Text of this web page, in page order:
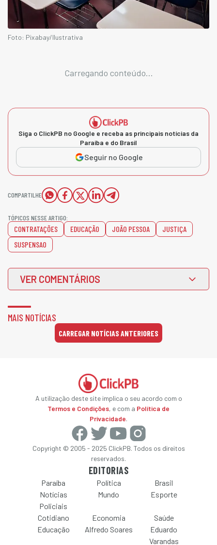
Foto: Pixabay/Ilustrativa
Carregando conteúdo...
Siga o ClickPB no Google e receba as principais notícias da
Paraíba e do Brasil
Seguir no Google
COMPARTILHE
TÓPICOS NESSE ARTIGO:
CONTRATAÇÕES EDUCAÇÃO JOÃO PESSOA
JUSTIÇA
SUSPENSAO
VER COMENTÁRIOS
MAIS NOTÍCIAS
CARREGAR NOTÍCIAS ANTERIORES
A utilização deste site implica o seu acordo com o
Termos e Condições, e com a Política de
Privacidade.
Copyright © 2005 - 2025 ClickPB. Todos os direitos
reservados.
EDITORIAS
Paraíba Política
Brasil
Notícias
Policiais
Mundo Esporte
Cotidiano Economia
Saúde
Educação
Alfredo Soares
Eduardo
Varandas